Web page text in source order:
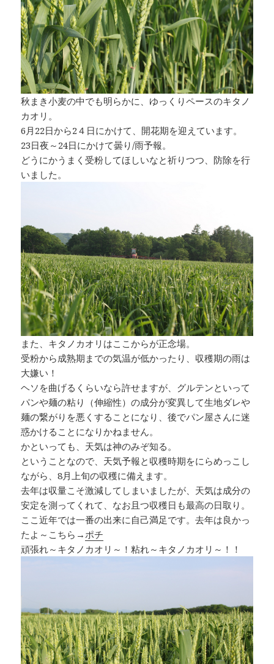
秋まき小麦の中でも明らかに、ゆっくりペースのキタノ
カオリ。
6月22日から2４日にかけて、開花期を迎えています。
23日夜～24日にかけて曇り/雨予報。
どうにかうまく受粉してほしいなと祈りつつ、防除を行
いました。
また、キタノカオリはここからが正念場。
受粉から成熟期までの気温が低かったり、収穫期の雨は
大嫌い！
ヘソを曲げるくらいなら許せますが、グルテンといって
パンや麺の粘り（伸縮性）の成分が変異して生地ダレや
麺の繋がりを悪くすることになり、後でパン屋さんに迷
惑かけることになりかねません。
かといっても、天気は神のみぞ知る。
ということなので、天気予報と収穫時期をにらめっこし
ながら、8月上旬の収穫に備えます。
去年は収量こそ激減してしまいましたが、天気は成分の
安定を測ってくれて、なお且つ収穫日も最高の日取り。
ここ近年では一番の出来に自己満足です。去年は良かっ
たよ～こちら→ポチ
頑張れ～キタノカオリ～！粘れ～キタノカオリ～！！